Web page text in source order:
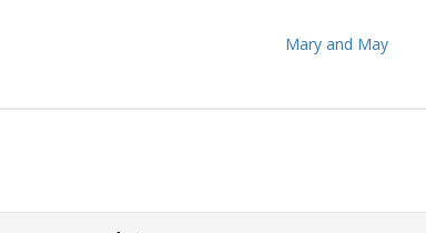
Mary and May